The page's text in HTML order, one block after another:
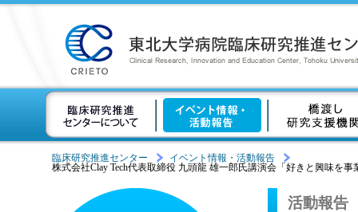
東北大学病院臨床研究推進センタ
イベント情報
臨床研究推進センター
イベント情報・活動報告
株式会社Clay Tech代表取締役 九頭龍 雄一郎氏講演会「好きと興味を
活動報告